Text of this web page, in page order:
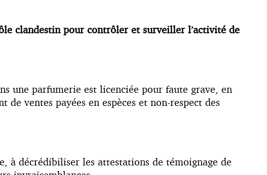
clandestin pour contrôler et surveiller l’activité de
une parfumerie est licenciée pour faute grave, en
de ventes payées en espèces et non-respect des
à décrédibiliser les attestations de témoignage de